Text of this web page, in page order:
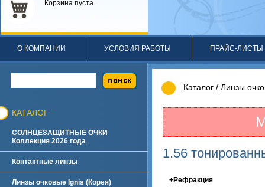
Корзина пуста.
О КОМПАНИИ УСЛОВИЯ РАБОТЫ ПРАЙС-ЛИСТЫ
КАТАЛОГ
СОЛНЦЕЗАЩИТНЫЕ ОЧКИ
Коллекция 2026 года
Контактные линзы
Линзы очковые Ignis (Корея)
Каталог / Линзы
1.56
+Рефракция